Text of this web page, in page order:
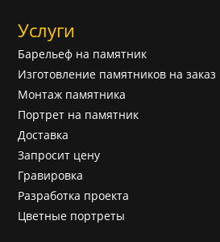
Услуги
Барельеф на памятник
Изготовление памятников на заказ
Монтаж памятника
Портрет на памятник
Доставка
Запросит цену
Гравировка
Разработка проекта
Цветные портреты